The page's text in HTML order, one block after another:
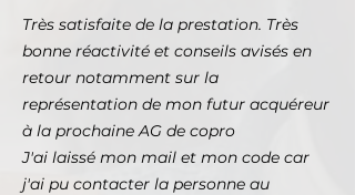
Très satisfaite de la prestation. Très
bonne réactivité et conseils avisés en
retour notamment sur la
représentation de mon futur acquéreur
à la prochaine AG de copro
J'ai laissé mon mail et mon code car
j'ai pu contacter la personne au